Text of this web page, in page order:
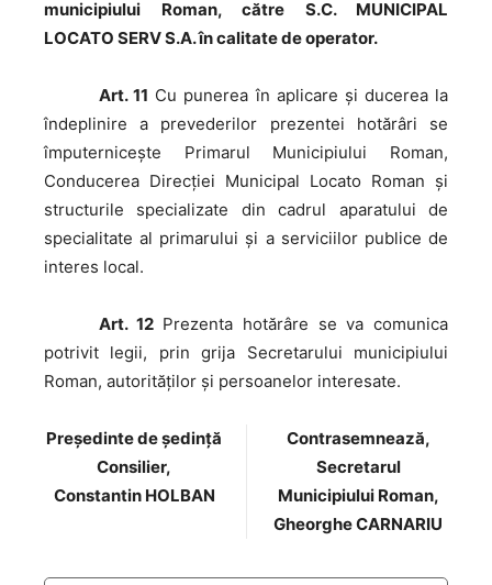
municipiului Roman, către S.C. MUNICIPAL
LOCATO SERV S.A. în calitate de operator.
Art. 11 Cu punerea în aplicare și ducerea la
îndeplinire a prevederilor prezentei hotărâri se
împuternicește Primarul Municipiului Roman,
Conducerea Direcției Municipal Locato Roman și
structurile specializate din cadrul aparatului de
specialitate al primarului și a serviciilor publice de
interes local.
Art. 12Prezenta hotărâre se va comunica
potrivit legii, prin grija Secretarului municipiului
Roman, autorităţilor şi persoanelor interesate.
Preşedinte de şedinţă
Consilier,
Constantin HOLBAN
Contrasemnează,
Secretarul
Municipiului Roman,
Gheorghe CARNARIU